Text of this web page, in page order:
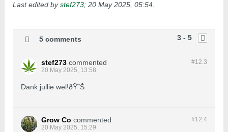
Last edited bystef273; 20 May 2025, 05:54
3 - 5
5 comments
#12.3
stef273 commented
20 May 2025, 13:58
Dank jullie wel!ðŸ˜Š
#12.4
Grow Co commented
20 May 2025, 15:29